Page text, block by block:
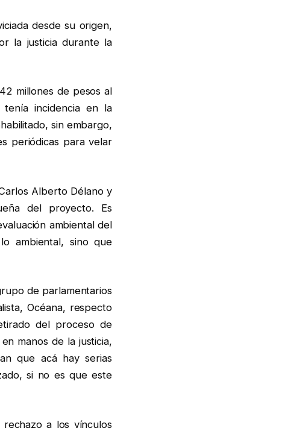
desde su origen,
la justicia durante la
millones de pesos al
incidencia en la
sin embargo,
periódicas para velar
Alberto Délano y
del proyecto. Es
ambiental del
ambiental, sino que
de parlamentarios
Océana, respecto
del proceso de
manos de la justicia,
que acá hay serias
si no es que este
a los vínculos